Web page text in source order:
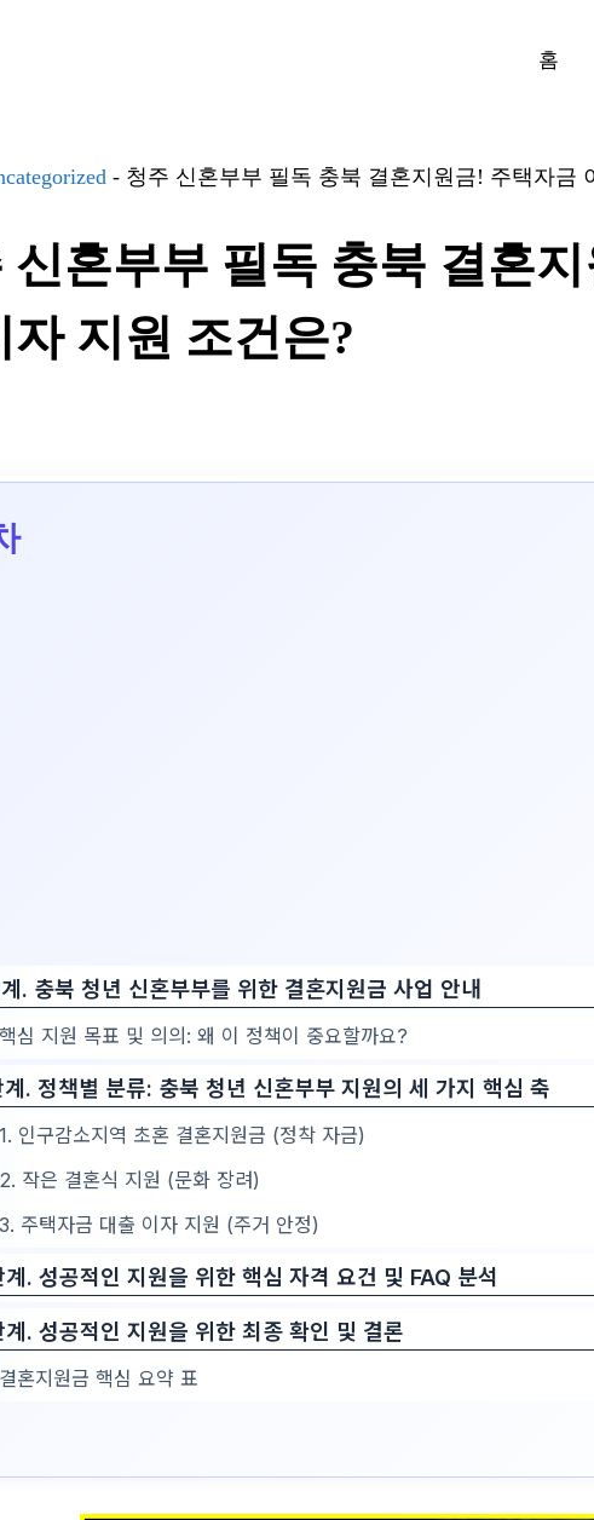
홈
- 청주 신혼부부 필독 충북 결혼지원금! 주택자금
신혼부부 필독 충북 결혼
자 지원 조건은?
. 충북 청년 신혼부부를 위한 결혼지원금 사업 안내
심 지원 목표 및 의의: 왜 이 정책이 중요할까요?
. 정책별 분류: 충북 청년 신혼부부 지원의 세 가지 핵심 축
인구감소지역 초혼 결혼지원금 (정착 자금)
작은 결혼식 지원 (문화 장려)
주택자금 대출 이자 지원 (주거 안정)
. 성공적인 지원을 위한 핵심 자격 요건 및 FAQ 분석
. 성공적인 지원을 위한 최종 확인 및 결론
혼지원금 핵심 요약 표